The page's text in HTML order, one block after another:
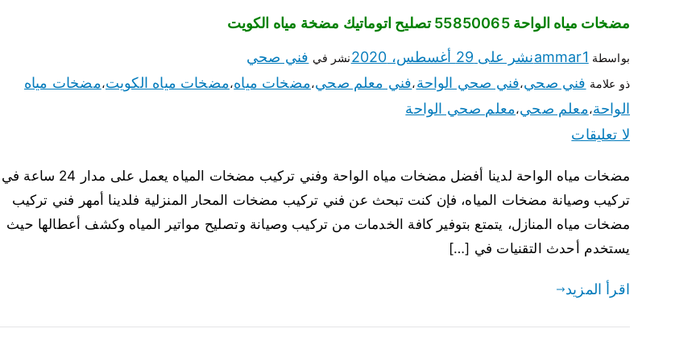
مضخات مياه الواحة 55850065 تصليح اتوماتيك مضخة مياه الكويت
بواسطة ammar1نشر على 29 أغسطس، 2020 نشر في فني صحي
ذو علامة فني صحي،فني صحي الواحة،فني معلم صحي،مضخات مياه،مضخات مياه الكويت،مضخات مياه
الواحة،معلم صحي،معلم صحي الواحة
لا تعليقات
مضخات مياه الواحة لدينا أفضل مضخات مياه الواحة وفني تركيب مضخات المياه يعمل على مدار 24 ساعة في
تركيب وصيانة مضخات المياه، فإن كنت تبحث عن فني تركيب مضخات المحار المنزلية فلدينا أمهر فني تركيب
مضخات مياه المنازل، يتمتع بتوفير كافة الخدمات من تركيب وصيانة وتصليح مواتير المياه وكشف أعطالها حيث
يستخدم أحدث التقنيات في […]
اقرأ المزيد